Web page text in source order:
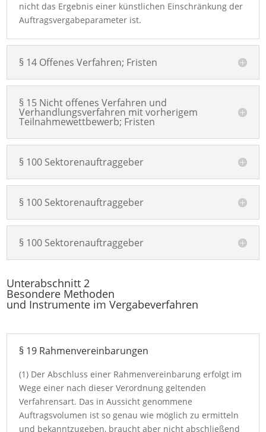
nicht das Ergebnis einer künstlichen Einschränkung der
Auftragsvergabeparameter ist.
§ 14 Offenes Verfahren; Fristen
§ 15 Nicht offenes Verfahren und
Verhandlungsverfahren mit vorherigem
Teilnahmewettbewerb; Fristen
§ 100 Sektorenauftraggeber
§ 100 Sektorenauftraggeber
§ 100 Sektorenauftraggeber
Unterabschnitt 2
Besondere Methoden
und Instrumente im Vergabeverfahren
§ 19 Rahmenvereinbarungen
(1) Der Abschluss einer Rahmenvereinbarung erfolgt im
Wege einer nach dieser Verordnung geltenden
Verfahrensart. Das in Aussicht genommene
Auftragsvolumen ist so genau wie möglich zu ermitteln
und bekanntzugeben, braucht aber nicht abschließend